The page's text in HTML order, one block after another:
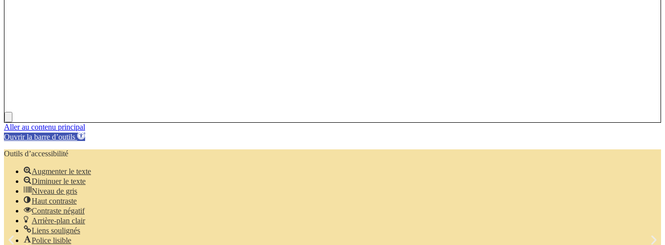
Aller au contenu principal
Ouvrir la barre d’outils
Outils d’accessibilité
Augmenter le texte
Diminuer le texte
Niveau de gris
Haut contraste
Contraste négatif
Arrière-plan clair
Liens soulignés
Police lisible